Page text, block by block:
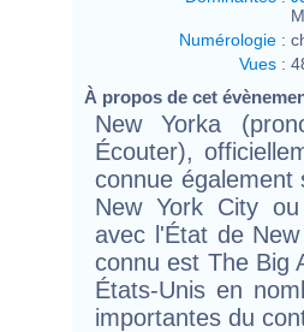
Numérologie :
Vues :
À propos de cet
New Yorka
Écouter),
connue également
New York City
avec l'État de
connu est The Big
États-Unis en
importantes du